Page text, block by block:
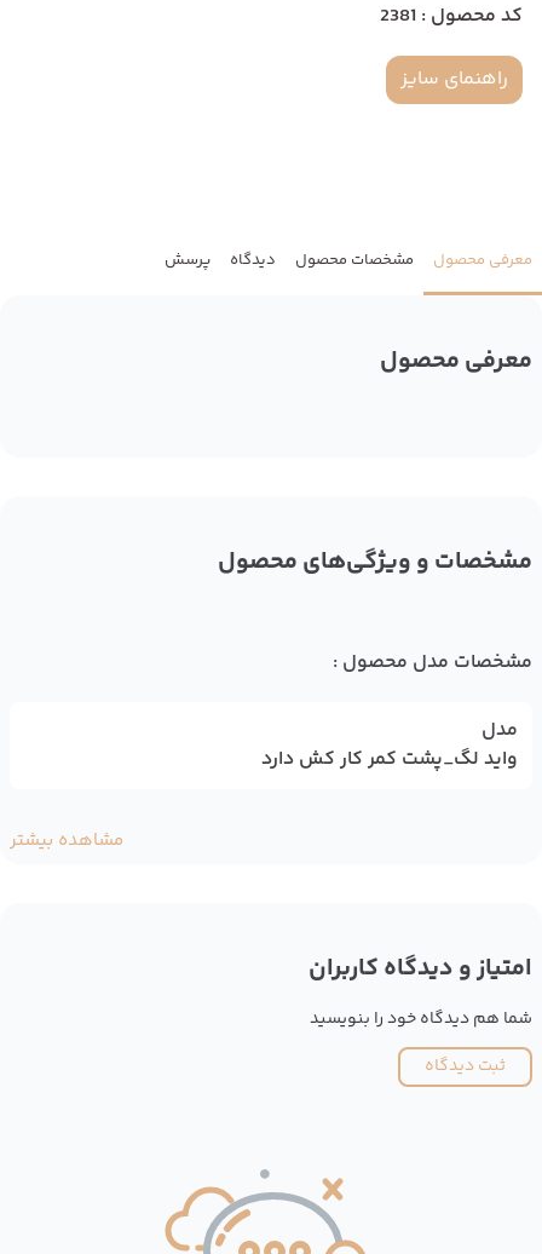
کد محصول : 2381
راهنمای سایز
معرفی محصول مشخصات محصول دیدگاه پرسش
معرفی محصول
مشخصات و ویژگی‌های محصول
مشخصات مدل محصول :
مدل
واید لگ_پشت کمر کار کش دارد
مشاهده بیشتر
امتیاز و دیدگاه کاربران
شما هم دیدگاه خود را بنویسید
ثبت دیدگاه